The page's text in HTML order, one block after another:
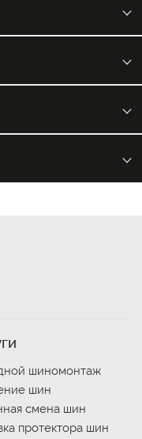
шиномонтаж
шин
смена шин
протектора шин